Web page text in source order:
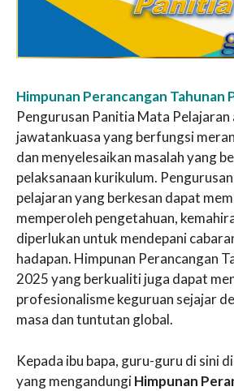
Himpunan Perancangan Tahunan
Pengurusan Panitia Mata Pelajaran
jawatankuasa yang berfungsi
dan menyelesaikan masalah yang
pelaksanaan kurikulum.
pelajaran yang berkesan dapat
memperoleh pengetahuan,
diperlukan untuk mendepani
hadapan. Himpunan Perancangan
2025 yang berkualiti juga dapat
profesionalisme keguruan sejajar
masa dan tuntutan global.
Kepada ibu bapa, guru-guru di sini
yang mengandungiHimpunan